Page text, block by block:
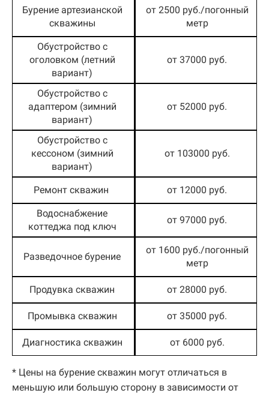
Бурение артезианской
скважины
от 2500 руб./погонный
метр
Обустройство с
оголовком (летний
вариант)
от 37000 руб.
Обустройство с
адаптером (зимний
вариант)
от 52000 руб.
Обустройство с
кессоном (зимний
вариант)
от 103000 руб.
Ремонт скважин от 12000 руб.
Водоснабжение
коттеджа под ключ
от 97000 руб.
Разведочное бурение
от 1600 руб./погонный
метр
Продувка скважин от 28000 руб.
Промывка скважин от 35000 руб.
Диагностика скважин от 6000 руб.
* Цены на бурение скважин могут отличаться в
меньшую или большую сторону в зависимости от